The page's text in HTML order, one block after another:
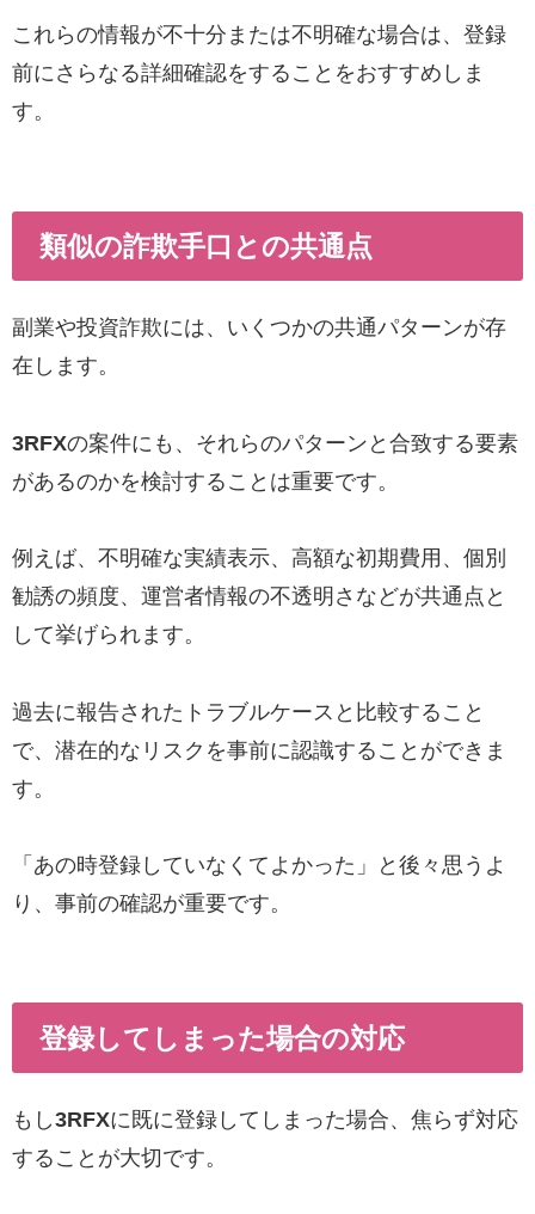
これらの情報が不十分または不明確な場合は、登録
前にさらなる詳細確認をすることをおすすめしま
す。
類似の詐欺手口との共通点
副業や投資詐欺には、いくつかの共通パターンが存
在します。
3RFXの案件にも、それらのパターンと合致する要素
があるのかを検討することは重要です。
例えば、不明確な実績表示、高額な初期費用、個別
勧誘の頻度、運営者情報の不透明さなどが共通点と
して挙げられます。
過去に報告されたトラブルケースと比較すること
で、潜在的なリスクを事前に認識することができま
す。
「あの時登録していなくてよかった」と後々思うよ
り、事前の確認が重要です。
登録してしまった場合の対応
もし3RFXに既に登録してしまった場合、焦らず対応
することが大切です。